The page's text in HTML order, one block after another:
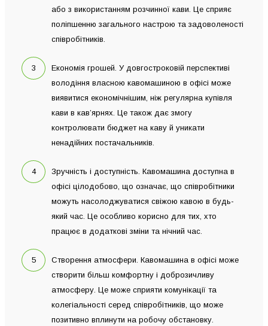
або з використанням розчинної кави. Це сприяє
поліпшенню загального настрою та задоволеності
співробітників.
Економія грошей. У довгостроковій перспективі
володіння власною кавомашиною в офісі може
виявитися економічнішим, ніж регулярна купівля
кави в кав’ярнях. Це також дає змогу
контролювати бюджет на каву й уникати
ненадійних постачальників.
Зручність і доступність. Кавомашина доступна в
офісі цілодобово, що означає, що співробітники
можуть насолоджуватися свіжою кавою в будь-
який час. Це особливо корисно для тих, хто
працює в додаткові зміни та нічний час.
Створення атмосфери. Кавомашина в офісі може
створити більш комфортну і доброзичливу
атмосферу. Це може сприяти комунікації та
колегіальності серед співробітників, що може
позитивно вплинути на робочу обстановку.